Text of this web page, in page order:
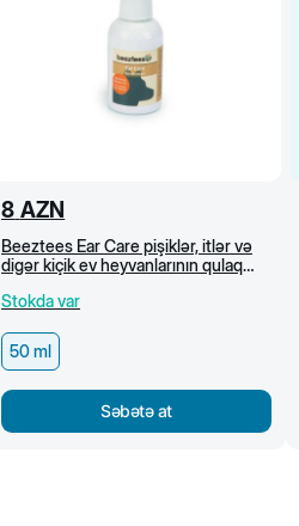
8 AZN
Beeztees Ear Care pişiklər, itlər və
digər kiçik ev heyvanlarının qulaq
Stokda var
50 ml
Səbətə at